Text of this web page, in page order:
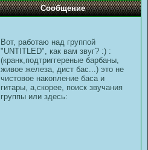
Сообщение
Вот, работаю над группой
"UNTITLED", как вам звуг? :) :
(кранк,подтриггереные барбаны,
живое железа, дист бас...) это не
чистовое накопление баса и
гитары, а,скорее, поиск звучания
группы или здесь: